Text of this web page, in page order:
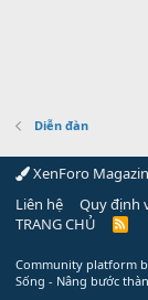
Diễn đàn
XenForo
Liên hệ
Quy định
TRANG CHỦ
R
Community platform
Sống - Nâng bước